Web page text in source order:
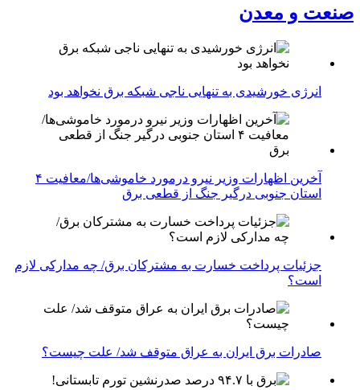
صنعت و معدن
انرژی خورشیدی به تنهایی ناجی شبکه برق نخواهد بود
آخرین اظهارات وزیر نیرو درمورد خاموشی‌ها/معافیت ۴
استان جنوبی درگیر جنگ از قطعی برق
جزئیات پرداخت خسارت به مشترکان برق/ چه مدارکی لازم
است؟
صادرات برق ایران به عراق متوقف شد/ علت چیست؟